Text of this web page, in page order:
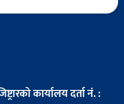
कार्यालय दर्ता नं. :